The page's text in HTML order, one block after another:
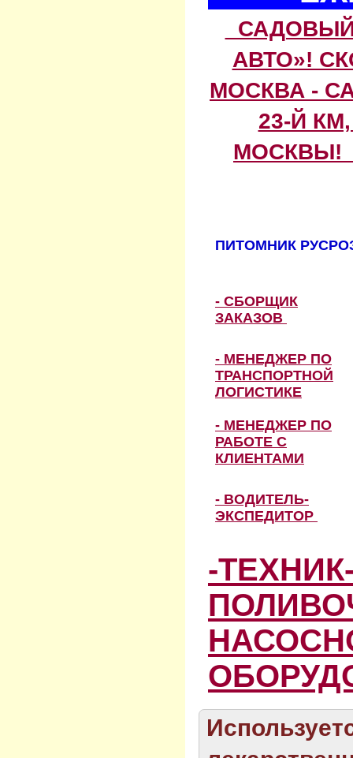
АВТО»!
МОСКВА -
23-Й
МОСКВЫ!
ПИТОМНИК
- СБОРЩИК
ЗАКАЗОВ
- МЕНЕДЖЕР ПО
ТРАНСПОРТНОЙ
ЛОГИСТИКЕ
- МЕНЕДЖЕР ПО
РАБОТЕ С
КЛИЕНТАМИ
- ВОДИТЕЛЬ-
ЭКСПЕДИТОР
-